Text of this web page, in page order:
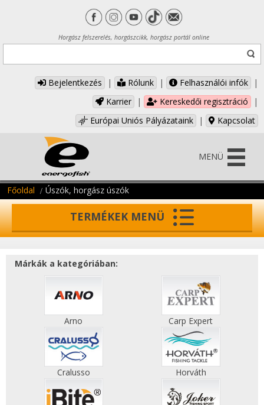
Horgász felszerelés, horgászcikk, horgász portál online
Bejelentkezés | Rólunk | Felhasználói infók
|
Karrier
| Kereskedői regisztráció
|
Európai Uniós Pályázataink
| Kapcsolat
MENÜ
Főoldal Úszók, horgász úszók
TERMÉKEK MENÜ
Márkák a kategóriában:
Arno Carp Expert
Cralusso Horváth